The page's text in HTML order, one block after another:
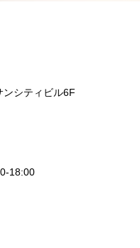
シティビル6F
18:00